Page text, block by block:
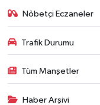
Nöbetçi Eczaneler
Trafik Durumu
Tüm Manşetler
Haber Arşivi